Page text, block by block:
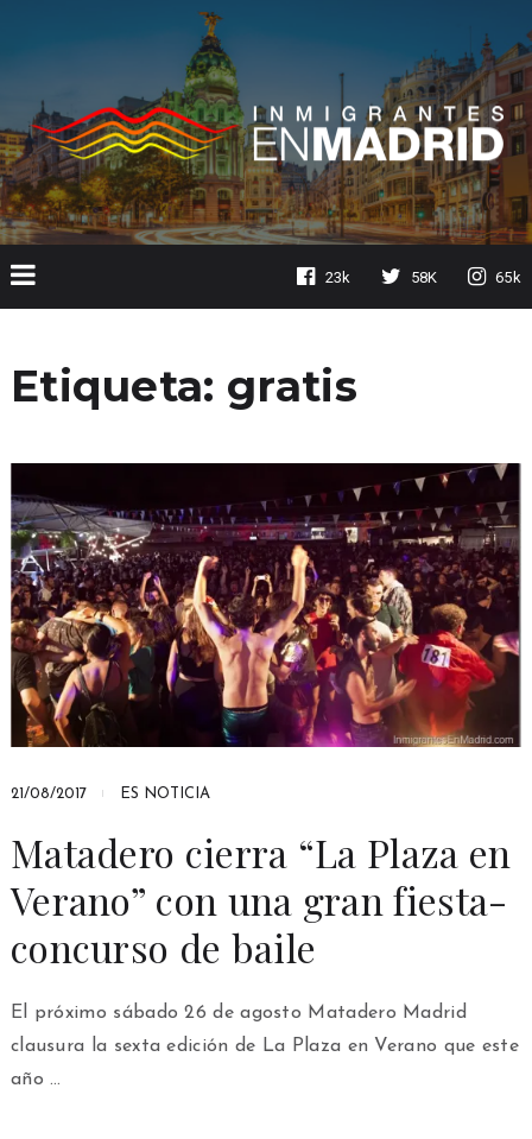
23k 58K 65k
Etiqueta: gratis
21/08/2017 ES NOTICIA
Matadero cierra “La Plaza en
Verano” con una gran fiesta-
concurso de baile
El próximo sábado 26 de agosto Matadero Madrid
clausura la sexta edición de La Plaza en Verano que este
año …